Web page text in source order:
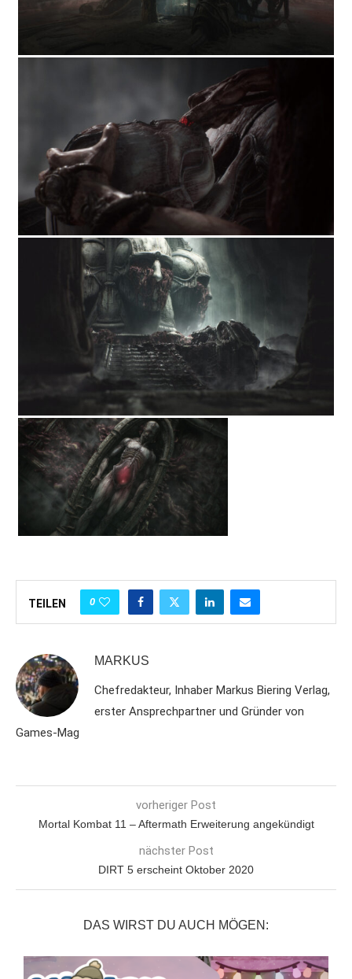
TEILEN 0
MARKUS
Chefredakteur, Inhaber Markus Biering Verlag,
erster Ansprechpartner und Gründer von
Games-Mag
vorheriger Post
Mortal Kombat 11 – Aftermath Erweiterung angekündigt
nächster Post
DIRT 5 erscheint Oktober 2020
DAS WIRST DU AUCH MÖGEN: